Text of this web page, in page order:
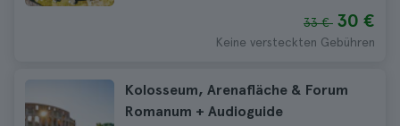
33 € 30 €
Keine versteckten Gebühren
Kolosseum, Arenafläche & Forum
Romanum + Audioguide